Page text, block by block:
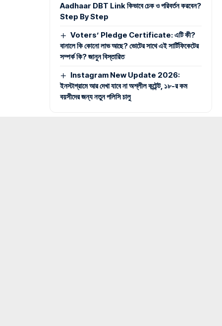
Aadhaar DBT Link কিভাবে চেক ও পরিবর্তন করবেন?
Step By Step
Voters’ Pledge Certificate: এটি কী?
বানালে কি কোনো লাভ আছে? ভোটের সাথে এই সার্টিফিকেটের
সম্পর্ক কি? জানুন বিস্তারিত
Instagram New Update 2026:
ইনস্টাগ্রামে আর দেখা যাবে না অশ্লীল কন্টেন্ট, ১৮-র কম
বয়সীদের জন্য নতুন পলিসি চালু